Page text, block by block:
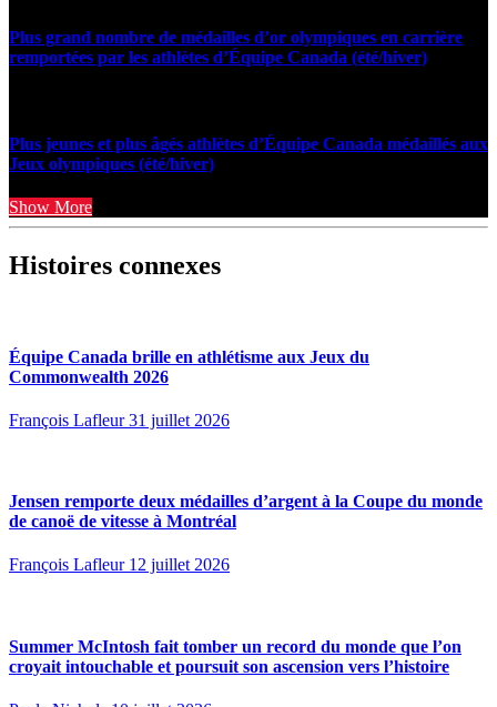
Plus grand nombre de médailles d’or olympiques en carrière
remportées par les athlètes d’Équipe Canada (été/hiver)
Plus jeunes et plus âgés athlètes d’Équipe Canada médaillés aux
Jeux olympiques (été/hiver)
Show More
Histoires connexes
Équipe Canada brille en athlétisme aux Jeux du
Commonwealth 2026
François Lafleur 31 juillet 2026
Jensen remporte deux médailles d’argent à la Coupe du monde
de canoë de vitesse à Montréal
François Lafleur 12 juillet 2026
Summer McIntosh fait tomber un record du monde que l’on
croyait intouchable et poursuit son ascension vers l’histoire